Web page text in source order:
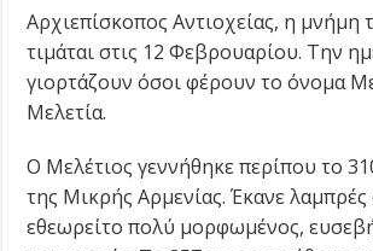
Αρχιεπίσκοπος Αντιοχείας, η μνήμη
τιμάται στις 12 Φεβρουαρίου. Την
γιορτάζουν όσοι φέρουν το όνομα
Μελετία.
O Μελέτιος γεννήθηκε περίπου το
της Μικρής Αρμενίας. Έκανε
εθεωρείτο πολύ μορφωμένος,